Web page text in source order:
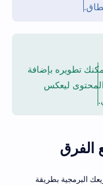
تطويره بإضافة
ليعكس
الفرق
البرمجية بطريقة